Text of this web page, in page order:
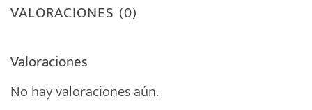
VALORACIONES (0)
Valoraciones
No hay valoraciones aún.